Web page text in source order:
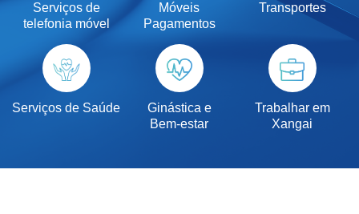
Serviços de
telefonia móvel
Móveis
Pagamentos
Transportes
Serviços de Saúde
Ginástica e
Bem-estar
Trabalhar em
Xangai